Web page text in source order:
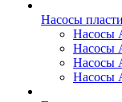
Насосы
Насосы
Насосы
Насосы
Насосы